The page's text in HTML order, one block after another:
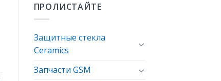
ПРОЛИСТАЙТЕ
Защитные стекла
Ceramics
Запчасти GSM